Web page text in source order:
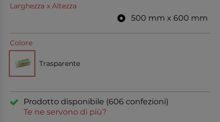
Larghezza x Altezza
500 mm x 600 mm
Colore
Trasparente
Prodotto disponibile (606 confezioni)
Te ne servono di più?